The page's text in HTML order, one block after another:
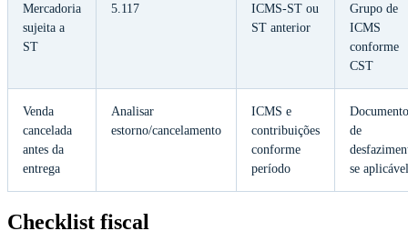
Mercadoria
sujeita a
ST
5.117
ICMS-ST ou
ST anterior
Grupo de
ICMS
conforme
CST
Venda
cancelada
antes da
entrega
Analisar
estorno/cancelamento
ICMS e
contribuições
conforme
período
Documento
de
se aplicável
Checklist fiscal